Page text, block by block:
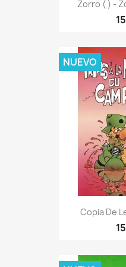
Zorro ( ) -
Copia De
NUEVO